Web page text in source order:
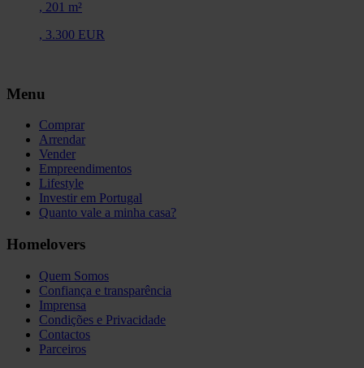
, 201 m²
, 3.300 EUR
Menu
Comprar
Arrendar
Vender
Empreendimentos
Lifestyle
Investir em Portugal
Quanto vale a minha casa?
Homelovers
Quem Somos
Confiança e transparência
Imprensa
Condições e Privacidade
Contactos
Parceiros